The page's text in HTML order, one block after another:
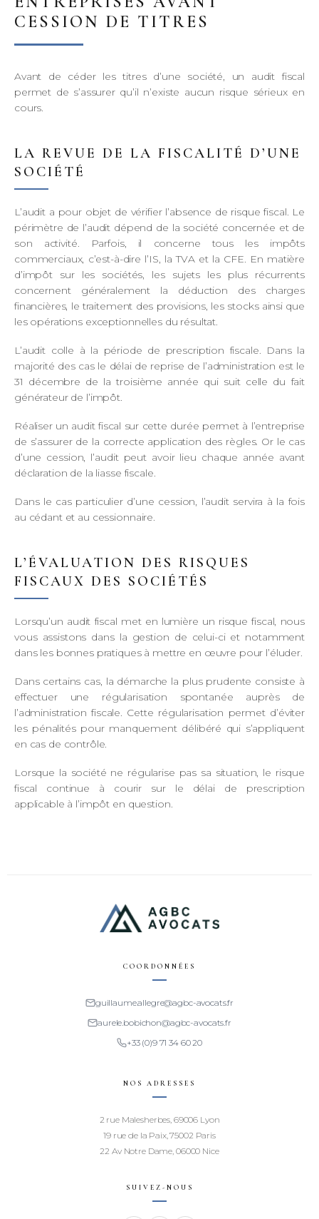
CESSION DE TITRES
Avant de céder les titres d’une société, un audit fiscal
permet de s’assurer qu’il n’existe aucun risque sérieux en
cours.
LA REVUE DE LA FISCALITÉ D’UNE
SOCIÉTÉ
L’audit a pour objet de vérifier l’absence de risque fiscal. Le
périmètre de l’audit dépend de la société concernée et de
son activité. Parfois, il concerne tous les impôts
commerciaux, c’est-à-dire l’IS, la TVA et la CFE. En matière
d’impôt sur les sociétés, les sujets les plus récurrents
concernent généralement la déduction des charges
financières, le traitement des provisions, les stocks ainsi que
les opérations exceptionnelles du résultat.
L’audit colle à la période de prescription fiscale. Dans la
majorité des cas le délai de reprise de l’administration est le
31 décembre de la troisième année qui suit celle du fait
générateur de l’impôt.
Réaliser un audit fiscal sur cette durée permet à l’entreprise
de s’assurer de la correcte application des règles. Or le cas
d’une cession, l’audit peut avoir lieu chaque année avant
déclaration de la liasse fiscale.
Dans le cas particulier d’une cession, l’audit servira à la fois
au cédant et au cessionnaire.
L’ÉVALUATION DES RISQUES
FISCAUX DES SOCIÉTÉS
Lorsqu’un audit fiscal met en lumière un risque fiscal, nous
vous assistons dans la gestion de celui-ci et notamment
dans les bonnes pratiques à mettre en œuvre pour l’éluder.
Dans certains cas, la démarche la plus prudente consiste à
effectuer une régularisation spontanée auprès de
l’administration fiscale. Cette régularisation permet d’éviter
les pénalités pour manquement délibéré qui s’appliquent
en cas de contrôle.
Lorsque la société ne régularise pas sa situation, le risque
fiscal continue à courir sur le délai de prescription
applicable à l’impôt en question.
COORDONNÉES
guillaume.allegre@agbc-avocats.fr
aurele.bobichon@agbc-avocats.fr
+33 (0)9 71 34 60 20
NOS ADRESSES
2 rue Malesherbes, 69006 Lyon
19 rue de la Paix, 75002 Paris
22 Av Notre Dame, 06000 Nice
SUIVEZ-NOUS